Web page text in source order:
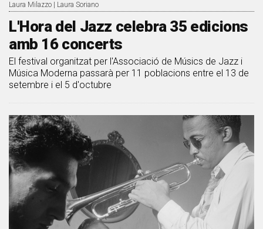
Laura Milazzo | Laura Soriano
L'Hora del Jazz celebra 35 edicions
amb 16 concerts
El festival organitzat per l'Associació de Músics de Jazz i
Música Moderna passarà per 11 poblacions entre el 13 de
setembre i el 5 d'octubre